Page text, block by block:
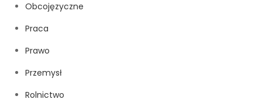
Obcojęzyczne
Praca
Prawo
Przemysł
Rolnictwo